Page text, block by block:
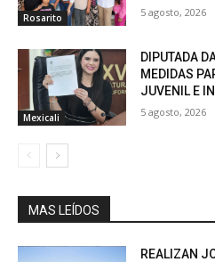
Rosarito 5 agosto, 2026
Mexicali
DIPUTADA
MEDIDAS
JUVENIL E
5 agosto, 2026
MAS LEÍDOS
REALIZAN